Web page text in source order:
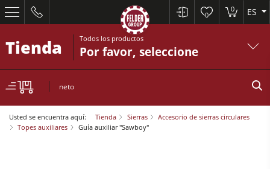
0
0 ES
Tienda Todos los productos
Por favor, seleccione
neto
Usted se encuentra aquí: Tienda Sierras
Accesorio de sierras circulares
Topes auxiliares
Guía auxiliar "Sawboy"